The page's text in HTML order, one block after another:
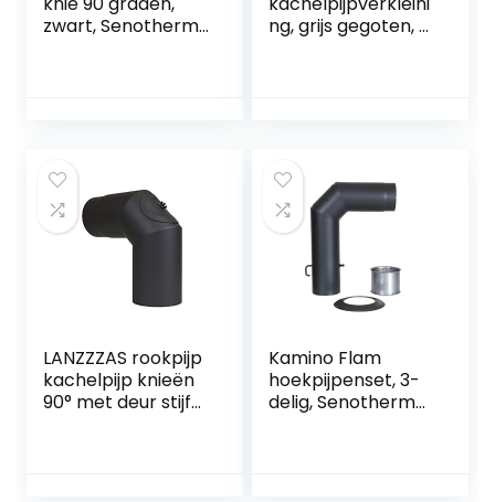
zwart, Senotherm
ng, grijs gegoten, Ø
LANZZZAS rookpijp
kachelpijp knieën
90° met deur stijf
Kamino Flam
hoekpijpenset, 3-
delig, Senotherm